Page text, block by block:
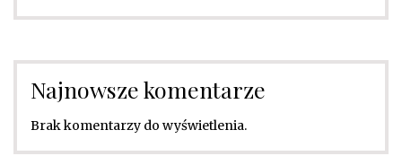
Najnowsze komentarze
Brak komentarzy do wyświetlenia.